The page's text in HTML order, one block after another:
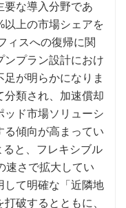
要な導入分野で​​あ
以上の市場シェアを
ィスへの復帰に関
ンプラン設計におけ
が明らかになりま
分類され、加速償却
ッド市場ソリューシ
る傾向が高まってい
と、フレキシブル
速さで拡大してい
して明確な「近隣地
破するとともに、